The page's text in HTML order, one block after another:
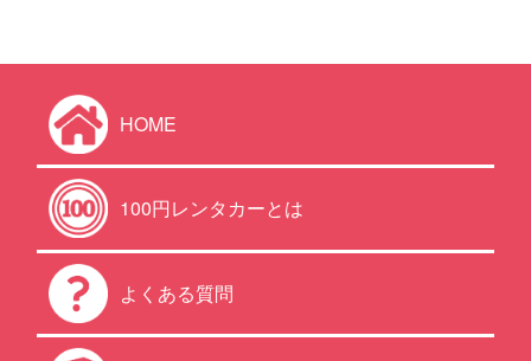
HOME
100円レンタカーとは
よくある質問